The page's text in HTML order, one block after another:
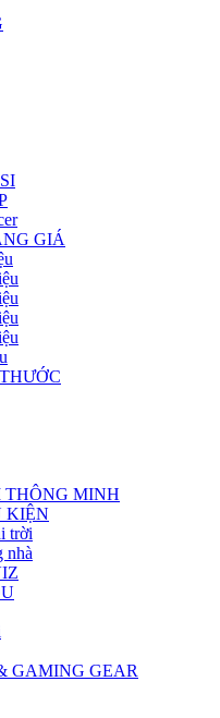
GIÁ
THÔNG MINH
KIỆN
trời
nhà
GAMING GEAR